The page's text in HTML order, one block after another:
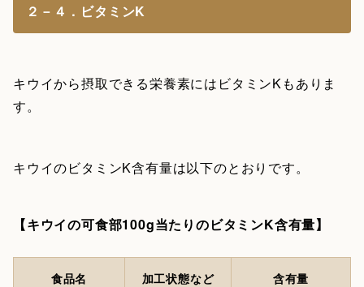
２－４．ビタミンK
キウイから摂取できる栄養素にはビタミンKもありま
す。
キウイのビタミンK含有量は以下のとおりです。
【キウイの可食部100g当たりのビタミンK含有量】
食品名 加工状態など 含有量